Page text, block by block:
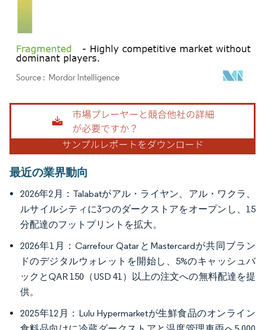
画像 © Mordor Intelligence。再利用にはCC BY 4.0の表示が必要です。
最近の業界動向
2026年2月：Talabatがアル・ライヤン、アル・ワクラ、
ルサイルシティに3つのダークストアをオープンし、15
分配達のフットプリントを拡大。
2026年1月：Carrefour QatarとMastercardが共同ブラン
ドのデジタルウォレットを開始し、5%のキャッシュバ
ックとQAR 150（USD 41）以上の注文への無料配達を提
供。
2025年12月：Lulu Hypermarketが生鮮食品のオンライン